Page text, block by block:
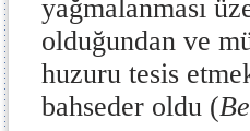
yağmalanması
olduğundan ve
huzuru tesis
bahseder oldu (